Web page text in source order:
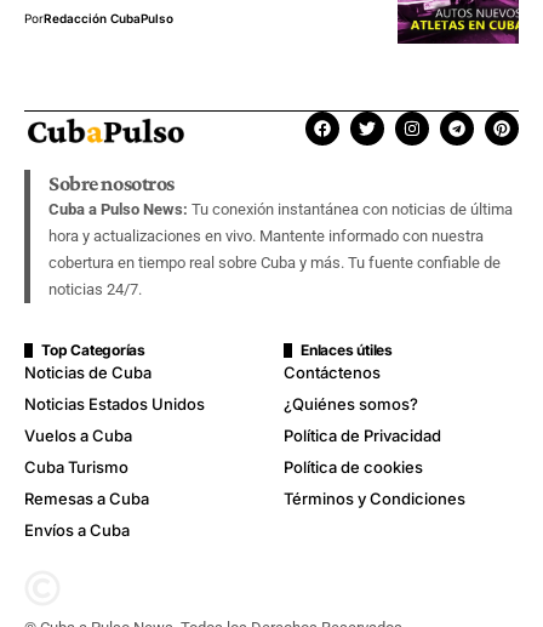
PorRedacción CubaPulso
Sobre nosotros
Cuba a Pulso News: Tu conexión instantánea con noticias de última
hora y actualizaciones en vivo. Mantente informado con nuestra
cobertura en tiempo real sobre Cuba y más. Tu fuente confiable de
noticias 24/7.
Top Categorías
Noticias de Cuba
Noticias Estados Unidos
Vuelos a Cuba
Cuba Turismo
Remesas a Cuba
Envíos a Cuba
Enlaces útiles
Contáctenos
¿Quiénes somos?
Política de Privacidad
Política de cookies
Términos y Condiciones